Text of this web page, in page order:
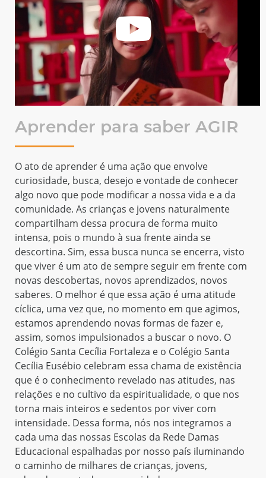
para saber AGIR
aprender é uma ação que envolve
busca, desejo e vontade de conhecer
que pode modificar a nossa vida e a da
As crianças e jovens naturalmente
dessa procura de forma muito
pois o mundo à sua frente ainda se
Sim, essa busca nunca se encerra, visto
é um ato de sempre seguir em frente com
novos aprendizados, novos
O melhor é que essa ação é uma atitude
vez que, no momento em que agimos,
aprendendo novas formas de fazer e,
impulsionados a buscar o novo. O
Santa Cecília Fortaleza e o Colégio Santa
celebram essa chama de existência
conhecimento revelado nas atitudes, nas
e no cultivo da espiritualidade, o que nos
inteiros e sedentos por viver com
Dessa forma, nós nos integramos a
das nossas Escolas da Rede Damas
espalhadas por nosso país iluminando
de milhares de crianças, jovens,
farol que
de
cuidada